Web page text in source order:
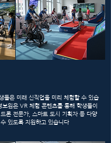
들은 미래 신직업을 미리 체험할 수 있습
원은 VR 체험 콘텐츠를 통해 학생들이
론 전문가, 스마트 도시 기획자 등 다양
있도록 지원하고 있습니다